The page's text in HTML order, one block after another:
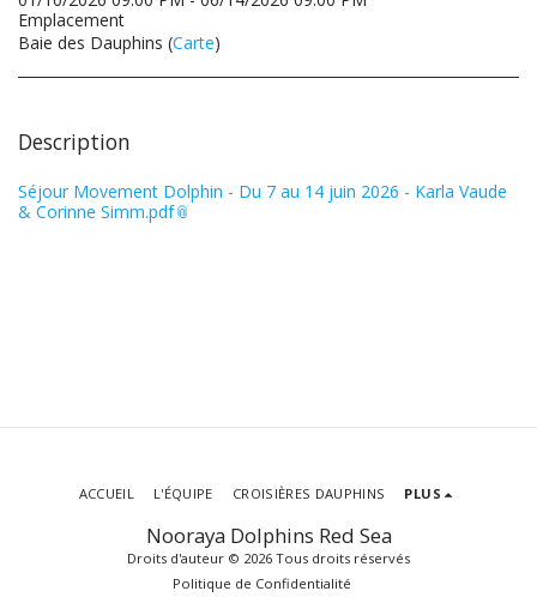
Emplacement
Baie des Dauphins (Carte)
Description
Séjour Movement Dolphin - Du 7 au 14 juin 2026 - Karla Vaude
& Corinne Simm.pdf
Nooraya Dolphins Red Sea
Droits d'auteur © 2026 Tous droits réservés
Politique de Confidentialité
ACCUEIL L'ÉQUIPE CROISIÈRES DAUPHINS PLUS